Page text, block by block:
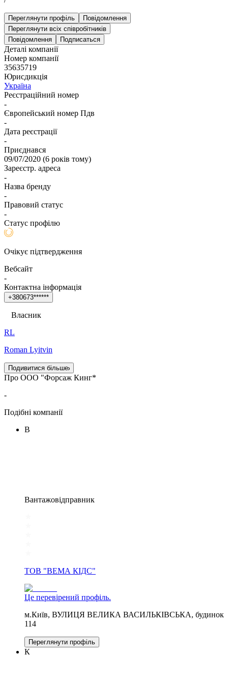
Переглянути профіль
Повідомлення
Переглянути всіх співробітників
Повідомлення
Подписаться
Деталі компанії
Номер компанії
35635719
Юрисдикція
Україна
Реєстраційний номер
-
Європейський номер Пдв
-
Дата реєстрації
-
Приєднався
09/07/2020 (6 років тому)
Зареєстр. адреса
-
Назва бренду
-
Правовий статус
-
Статус профілю
Очікує підтвердження
Вебсайт
-
Контактна інформація
+380673******
Власник
RL
Roman Lyitvin
Подивитися більше
Про ООО "Форсаж Кинг*
-
Подібні компанії
В
Вантажовідправник
ТОВ "ВЕМА КІДС"
Це перевірений профіль.
м.Київ, ВУЛИЦЯ ВЕЛИКА ВАСИЛЬКІВСЬКА, будинок
114
Переглянути профіль
К